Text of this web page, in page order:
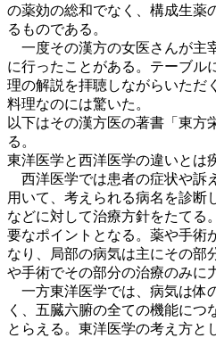
の薬効の総和でなく、構成生薬
るものである。
一度その漢方の女医さんが主
に行ったことがある。テーブル
理の解説を拝聴しながらいただ
料理なのには驚いた。
以下はその漢方医の著書「東方
る。
東洋医学と西洋医学の違いとは
西洋医学では患者の症状や訴
用いて、考えられる病名を診断
などに対して治療方針をたてる
要なポイントとなる。薬や手術
なり、局部の病気は主にその部
や手術でその部分の治療のみに
一方東洋医学では、病気は体
く、五臓六腑の全ての機能につ
とらえる。東洋医学の考え方と